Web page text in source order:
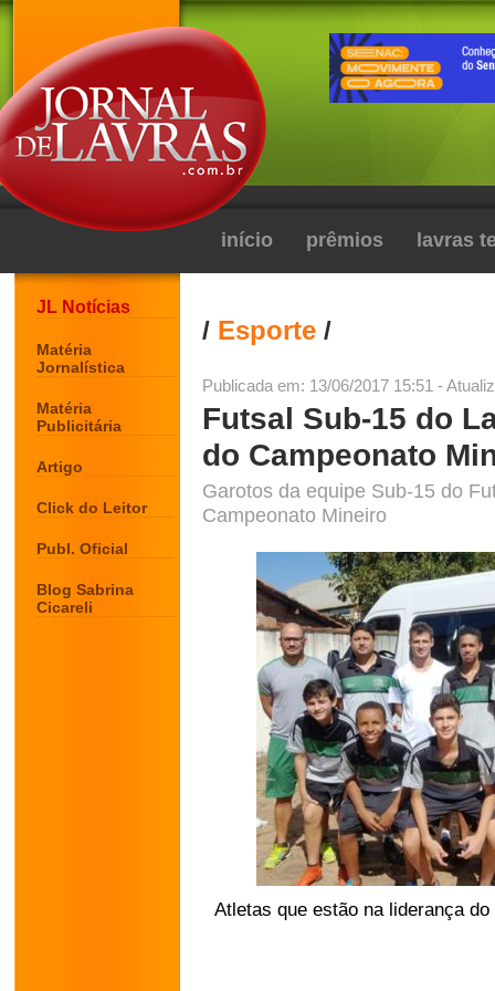
início prêmios lavras
JL Notícias
Matéria
Jornalística
Matéria
Publicitária
Artigo
Click do Leitor
Publ. Oficial
Blog Sabrina
Cicareli
/ Esporte /
Publicada em: 13/06/2017 15:51 -
Futsal Sub-15 do
do Campeonato
Garotos da equipe Sub-15 do
Campeonato Mineiro
Atletas que estão na liderança